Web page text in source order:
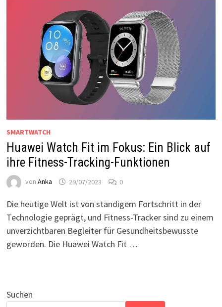
SMARTWATCH
Huawei Watch Fit im Fokus: Ein Blick auf
ihre Fitness-Tracking-Funktionen
von Anka 29/07/2023 0
Die heutige Welt ist von ständigem Fortschritt in der
Technologie geprägt, und Fitness-Tracker sind zu einem
unverzichtbaren Begleiter für Gesundheitsbewusste
geworden. Die Huawei Watch Fit …
Suchen